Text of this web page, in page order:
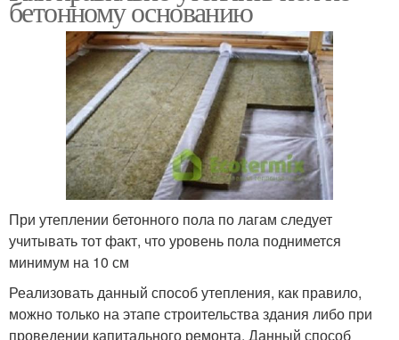
бетонному основанию
При утеплении бетонного пола по лагам следует
учитывать тот факт, что уровень пола поднимется
минимум на 10 см
Реализовать данный способ утепления, как правило,
можно только на этапе строительства здания либо при
проведении капитального ремонта. Данный способ